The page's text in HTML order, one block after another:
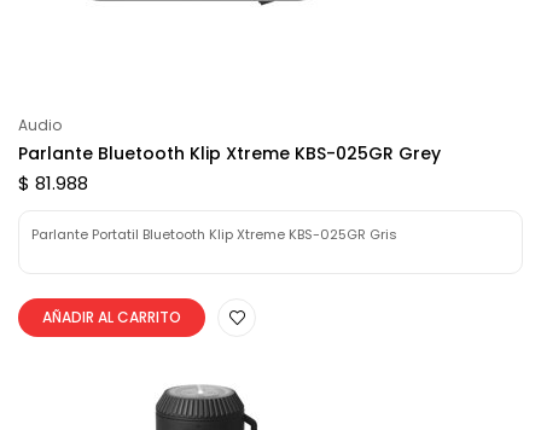
Audio
Parlante Bluetooth Klip Xtreme KBS-025GR Grey
$ 81.988
Parlante Portatil Bluetooth Klip Xtreme KBS-025GR Gris
AÑADIR AL CARRITO